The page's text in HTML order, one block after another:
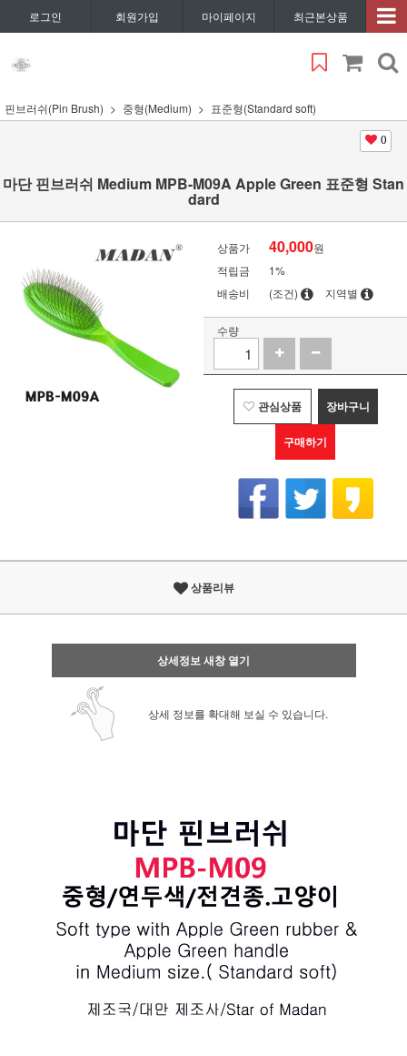
로그인 회원가입 마이페이지 최근본상품
핀브러쉬(Pin Brush) 중형(Medium) 표준형(Standard soft)
0
마단 핀브러쉬 Medium MPB-M09A Apple Green 표준형 Stan
dard
상품가 40,000원
적립금
1%
배송비
(조건) 지역별
수량
관심상품 장바구니
구매하기
상품리뷰
상세정보 새창 열기
상세 정보를 확대해 보실 수 있습니다.